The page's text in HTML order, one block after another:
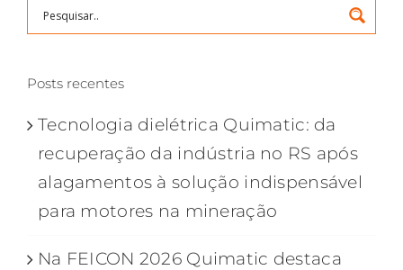
Posts recentes
Tecnologia dielétrica Quimatic: da
recuperação da indústria no RS após
alagamentos à solução indispensável
para motores na mineração
Na FEICON 2026 Quimatic destaca